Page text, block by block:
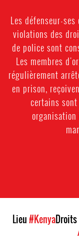
Les défenseur-
violations des
de police sont
Les membres
régulièrement
en prison,
certains
Lieu#KenyaDroits